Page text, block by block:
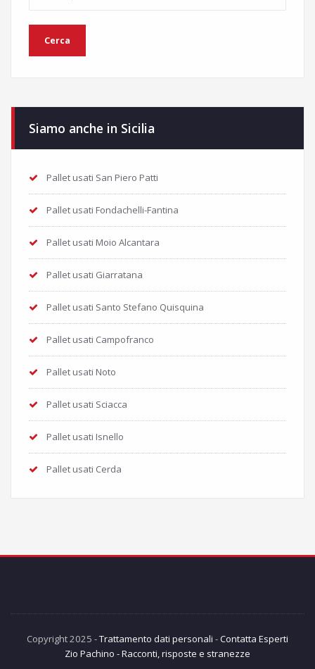
Siamo anche in Sicilia
Pallet usati San Piero Patti
Pallet usati Fondachelli-Fantina
Pallet usati Moio Alcantara
Pallet usati Giarratana
Pallet usati Santo Stefano Quisquina
Pallet usati Campofranco
Pallet usati Noto
Pallet usati Sciacca
Pallet usati Isnello
Pallet usati Cerda
Copyright 2025 -Trattamento dati personali -Contatta Esperti
Zio Pachino - Racconti, risposte e stranezze